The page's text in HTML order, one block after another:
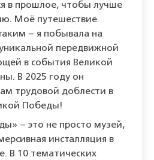
в прошлое, чтобы лучше
Моё путешествие
– я побывала на
передвижной
в события Великой
В 2025 году он
трудовой доблести в
Победы!
это не просто музей,
инсталляция в
В 10 тематических